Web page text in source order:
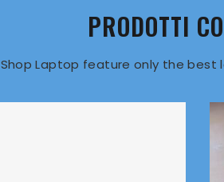
PRODOTTI
Shop Laptop feature only the best